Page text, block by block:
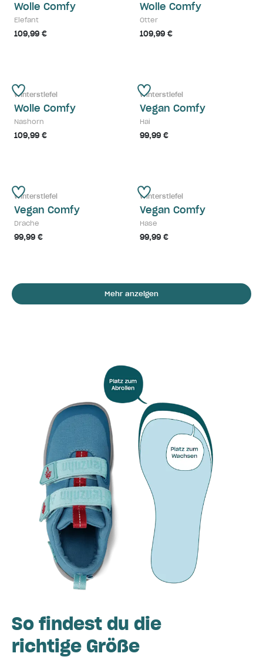
Wolle Comfy
Elefant
109,99 €
Wolle Comfy
Otter
109,99 €
Winterstiefel
Wolle Comfy
Nashorn
109,99 €
Winterstiefel
Vegan Comfy
Hai
99,99 €
Winterstiefel
Vegan Comfy
Drache
99,99 €
Winterstiefel
Vegan Comfy
Hase
99,99 €
Mehr anzeigen
So findest du die
richtige Größe